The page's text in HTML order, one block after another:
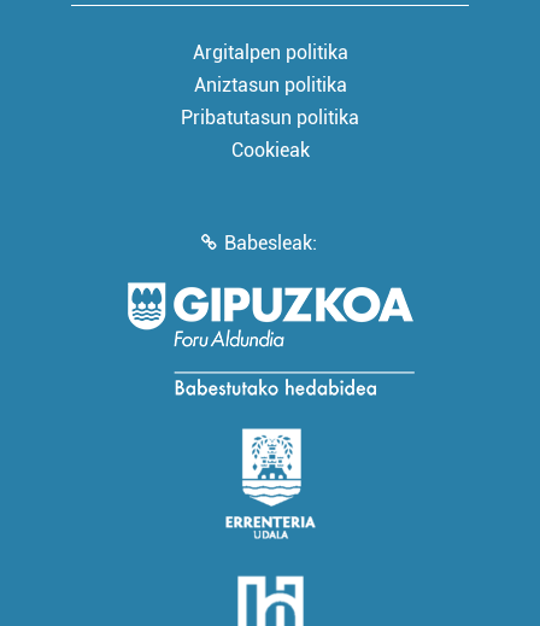
Argitalpen politika
Aniztasun politika
Pribatutasun politika
Cookieak
Babesleak: